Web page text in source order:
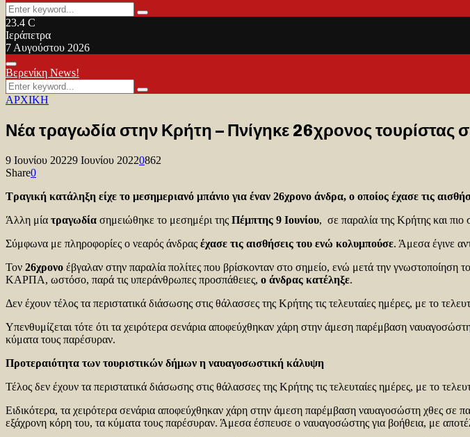
Search
for:
Search
23.4 C
Ιεράπετρα
7 Αυγούστου 2026
Facebook
Twitter
Youtube
Primary
Menu
Βερενίκη News!
Search
for:
Search
ΑΡΧΙΚΗ
Νέα τραγωδία στην Κρήτη – Πνίγηκε 26χρονος τουρίστας
9 Ιουνίου 20229 Ιουνίου 20220862
Share0
Τραγική κατάληξη είχε το μεσημεριανό μπάνιο για έναν 26χρονο άνδρα, ο οποίος έχασε τις
Άλλη μία τραγωδία σημειώθηκε το μεσημέρι της Πέμπτης 9 Ιουνίου, σε παραλία της Κρήτης και πιο
Σύμφωνα με πληροφορίες ο νεαρός άνδρας έχασε τις αισθήσεις του ενώ κολυμπούσε. Άμεσα έγινε
Τον 26χρονο έβγαλαν στην παραλία πολίτες που βρίσκονταν στο σημείο, ενώ μετά την γνωστοποίηση
ΚΑΡΠΑ, ωστόσο, παρά τις υπεράνθρωπες προσπάθειες, ο άνδρας κατέληξε.
Δεν έχουν τέλος τα περιστατικά διάσωσης στις θάλασσες της Κρήτης τις τελευταίες ημέρες, με το
Υπενθυμίζεται τότε ότι τα χειρότερα σενάρια αποφεύχθηκαν χάρη στην άμεση παρέμβαση
κύματα τους παρέσυραν.
Προτεραιότητα των τουριστικών δήμων η ναυαγοσωστική κάλυψη
Τέλος δεν έχουν τα περιστατικά διάσωσης στις θάλασσες της Κρήτης τις τελευταίες ημέρες, με το
Ειδικότερα, τα χειρότερα σενάρια αποφεύχθηκαν χάρη στην άμεση παρέμβαση ναυαγοσώστη χθες σε
εξάχρονη κόρη του, τα κύματα τους παρέσυραν. Άμεσα έσπευσε ο ναυαγοσώστης για βοήθεια, με